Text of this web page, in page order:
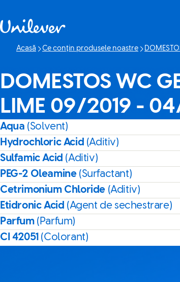
Acasă Ce conțin produsele noastre
DOMESTOS WC
LIME 09/2019 -
Aqua (Solvent)
Hydrochloric Acid (Aditiv)
Sulfamic Acid (Aditiv)
PEG-2 Oleamine (Surfactant)
Cetrimonium Chloride (Aditiv)
Etidronic Acid (Agent de sechestrare)
Parfum (Parfum)
CI 42051 (Colorant)